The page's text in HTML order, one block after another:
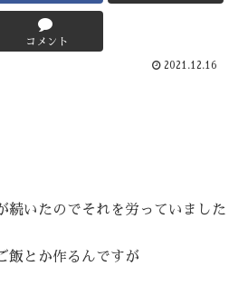
コメント
2021.12.16
続いたのでそれを労っていました
飯とか作るんですが